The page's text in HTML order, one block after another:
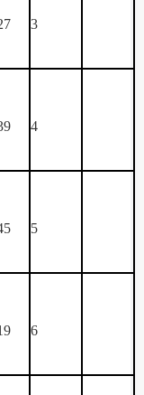
3
4
5
6